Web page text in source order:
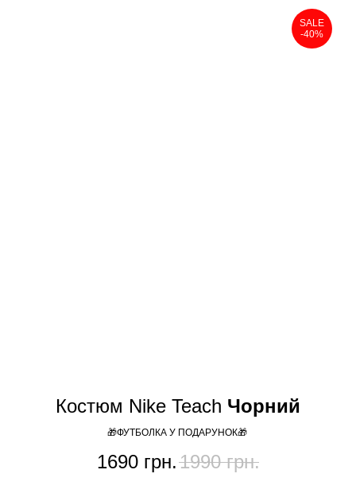
SALE
-40%
Костюм Nike Teach Чорний
🎁ФУТБОЛКА У ПОДАРУНОК🎁
1690 грн.1990 грн.